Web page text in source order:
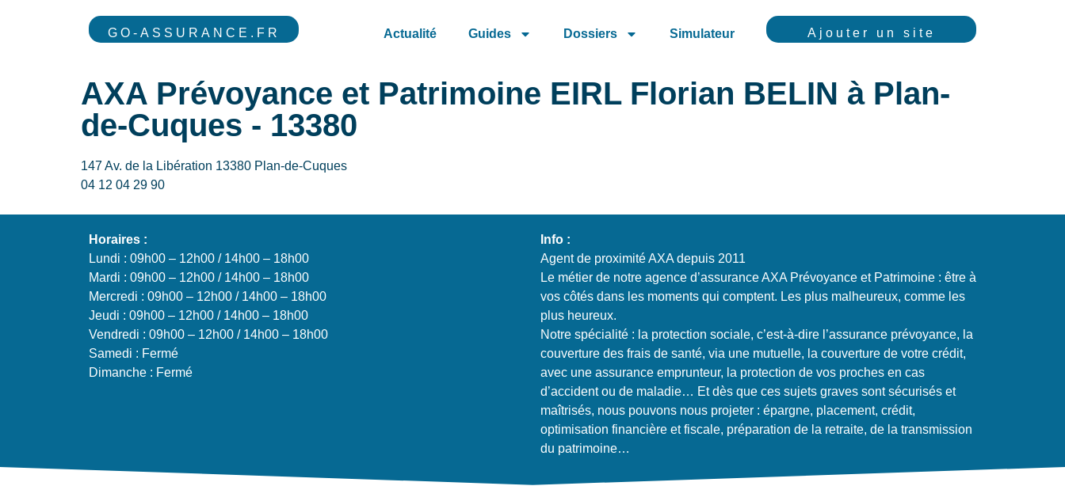
GO-ASSURANCE.FR Actualité Guides Dossiers Simulateur Ajouter un site
AXA Prévoyance et Patrimoine EIRL Florian BELIN à Plan-
de-Cuques - 13380
147 Av. de la Libération 13380 Plan-de-Cuques
04 12 04 29 90
Horaires :
Lundi : 09h00 – 12h00 / 14h00 – 18h00
Mardi : 09h00 – 12h00 / 14h00 – 18h00
Mercredi : 09h00 – 12h00 / 14h00 – 18h00
Jeudi : 09h00 – 12h00 / 14h00 – 18h00
Vendredi : 09h00 – 12h00 / 14h00 – 18h00
Samedi : Fermé
Dimanche : Fermé
Info :
Agent de proximité AXA depuis 2011
Le métier de notre agence d’assurance AXA Prévoyance et Patrimoine : être à
vos côtés dans les moments qui comptent. Les plus malheureux, comme les
plus heureux.
Notre spécialité : la protection sociale, c’est-à-dire l’assurance prévoyance, la
couverture des frais de santé, via une mutuelle, la couverture de votre crédit,
avec une assurance emprunteur, la protection de vos proches en cas
d’accident ou de maladie… Et dès que ces sujets graves sont sécurisés et
maîtrisés, nous pouvons nous projeter : épargne, placement, crédit,
optimisation financière et fiscale, préparation de la retraite, de la transmission
du patrimoine…